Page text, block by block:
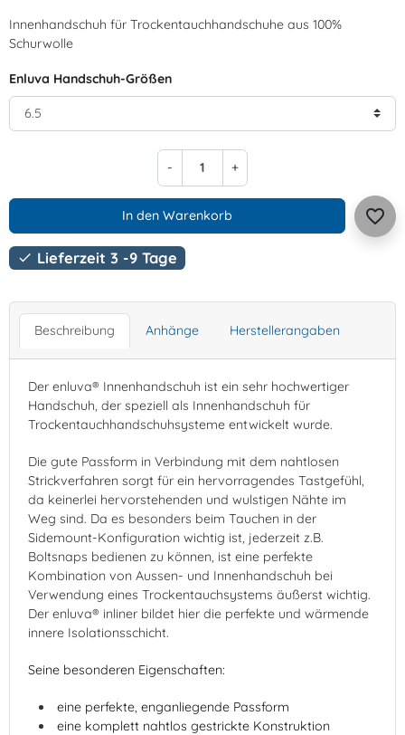
Innenhandschuh für Trockentauchhandschuhe aus 100%
Schurwolle
Enluva Handschuh-Größen
- +
In den Warenkorb favorite_border
 Lieferzeit 3 -9 Tage
Beschreibung Anhänge Herstellerangaben
Der enluva® Innenhandschuh ist ein sehr hochwertiger
Handschuh, der speziell als Innenhandschuh für
Trockentauchhandschuhsysteme entwickelt wurde.
Die gute Passform in Verbindung mit dem nahtlosen
Strickverfahren sorgt für ein hervorragendes Tastgefühl,
da keinerlei hervorstehenden und wulstigen Nähte im
Weg sind. Da es besonders beim Tauchen in der
Sidemount-Konfiguration wichtig ist, jederzeit z.B.
Boltsnaps bedienen zu können, ist eine perfekte
Kombination von Aussen- und Innenhandschuh bei
Verwendung eines Trockentauchsystems äußerst wichtig.
Der enluva® inliner bildet hier die perfekte und wärmende
innere Isolationsschicht.
Seine besonderen Eigenschaften:
eine perfekte, enganliegende Passform
eine komplett nahtlos gestrickte Konstruktion